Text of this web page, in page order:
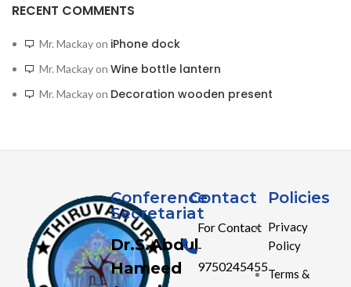
RECENT COMMENTS
Mr. Mackayon iPhone dock
Mr. Mackayon Wine bottle lantern
Mr. Mackayon Decoration wooden present
Conference
Secretariat
Dr.S.Abdul
Hameed
Contact
For Contact
-
9750245455
Policies
Privacy
Policy
Terms &